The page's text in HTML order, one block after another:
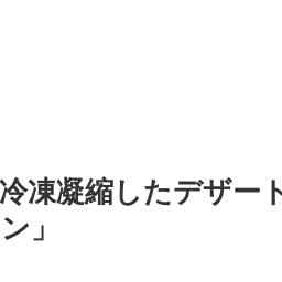
凍凝縮したデザー
」